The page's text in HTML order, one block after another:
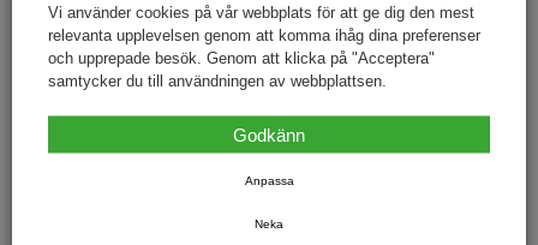
Vad andra kunder
Vi använder cookies på vår webbplats för att ge dig den mest
relevanta upplevelsen genom att komma ihåg dina preferenser
och upprepade besök. Genom att klicka på "Acceptera"
samtycker du till användningen av webbplattsen.
Anpassa
Neka
Godkänn